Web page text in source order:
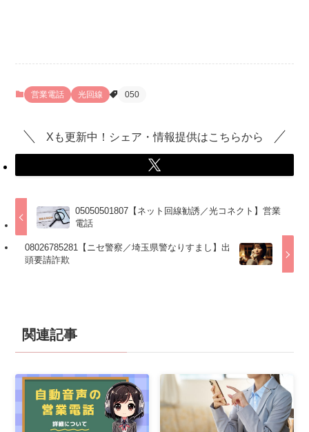
営業電話 光回線 050
Xも更新中！シェア・情報提供はこちらから
05050501807【ネット回線勧誘／光コネクト】営業
電話
08026785281【ニセ警察／埼玉県警なりすまし】出
頭要請詐欺
関連記事